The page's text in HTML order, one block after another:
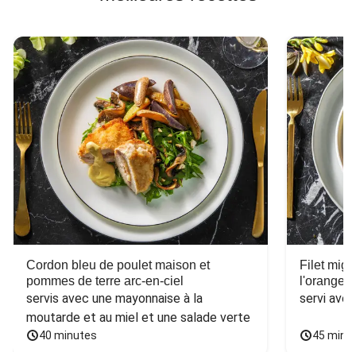
Cordon bleu de poulet maison et
pommes de terre arc-en-ciel
servis avec une mayonnaise à la
moutarde et au miel et une salade verte
40 minutes
Filet
l'orange
servi
45